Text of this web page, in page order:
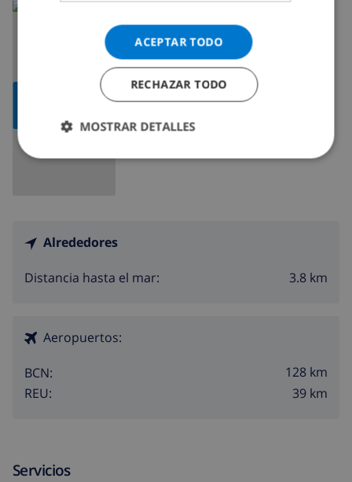
Leer más sobre:
España>Costa Dorada >Miami Platja
Alrededores
Distancia hasta el mar: 3.8 km
Aeropuertos:
BCN:
128 km
REU:
39 km
Servicios
ACEPTAR TODO
RECHAZAR TODO
MOSTRAR DETALLES